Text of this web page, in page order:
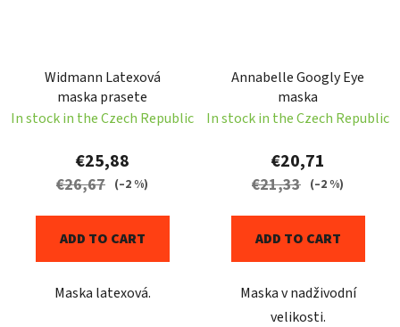
Widmann Latexová
maska prasete
In stock in the Czech Republic
€25,88
€26,67 (–2 %)
ADD TO CART
Maska latexová.
Annabelle Googly Eye
maska
In stock in the Czech Republic
€20,71
€21,33 (–2 %)
ADD TO CART
Maska v nadživodní
velikosti.